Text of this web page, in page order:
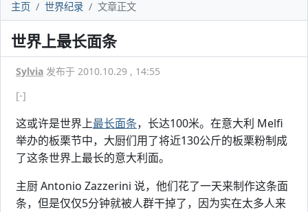
主页 世界纪录 文章正文
世界上最长面条
Sylvia 发布于 2010.10.29 , 14:55
[-]
这或许是世界上最长面条，长达100米。在意大利 Melfi
举办的板栗节中，大厨们用了将近130公斤的板栗粉制成
了这条世界上最长的意大利面。
主厨 Antonio Zazzerini 说，他们花了一天来制作这条面
条，但是仅仅5分钟就被人群干掉了，因为实在太多人来